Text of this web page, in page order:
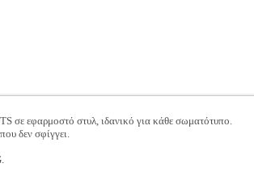
σε εφαρμοστό στυλ, ιδανικό για κάθε σωματότυπο.
δεν σφίγγει.